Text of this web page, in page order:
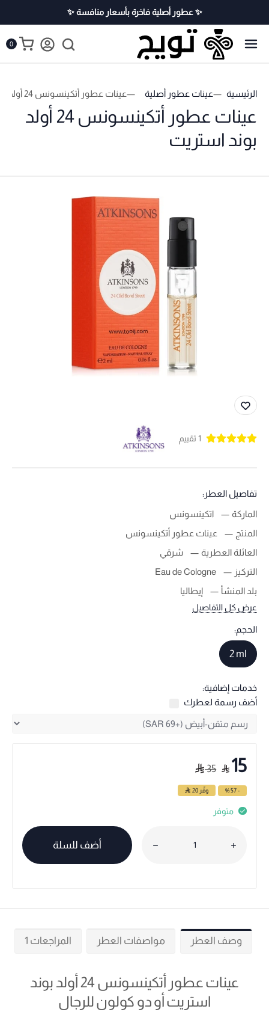
✨ عطور أصلية فاخرة بأسعار منافسة ✨
0
الرئيسية عينات عطور أصلية عينات عطور أتكينسونس 24 أولد بوند استريت
عينات عطور أتكينسونس 24 أولد
بوند استريت
1 تقييم
تفاصيل العطر:
الماركة
اتكينسونس
المنتج
عينات عطور أتكينسونس
العائلة العطرية
شرقي
التركيز
Eau de Cologne
بلد المنشأ
إيطاليا
عرض كل التفاصيل
الحجم:
2 ml
خدمات إضافية:
أضف رسمة لعطرك
15
35
- 57 % وفّر 20
متوفر
أضف للسلة
وصف العطر مواصفات العطر المراجعات 1
عينات عطور أتكينسونس 24 أولد بوند
استريت أو دو كولون للرجال